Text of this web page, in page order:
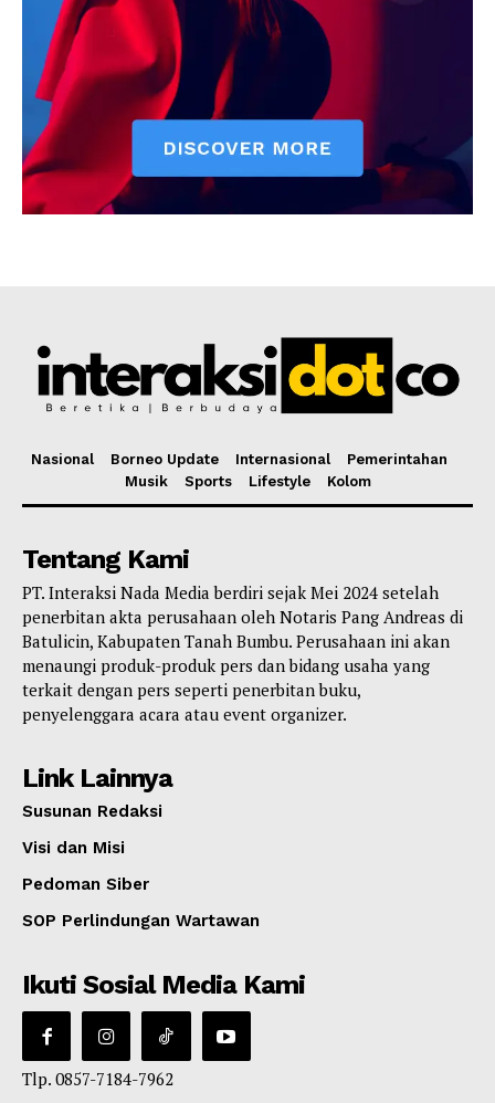
Nasional Borneo Update Internasional
Pemerintahan
Musik
Sports Lifestyle Kolom
Tentang Kami
PT. Interaksi Nada Media berdiri sejak Mei 2024 setelah
penerbitan akta perusahaan oleh Notaris Pang Andreas di
Batulicin, Kabupaten Tanah Bumbu. Perusahaan ini akan
menaungi produk-produk pers dan bidang usaha yang
terkait dengan pers seperti penerbitan buku,
penyelenggara acara atau event organizer.
Link Lainnya
Susunan Redaksi
Visi dan Misi
Pedoman Siber
SOP Perlindungan Wartawan
Ikuti Sosial Media Kami
Tlp. 0857-7184-7962